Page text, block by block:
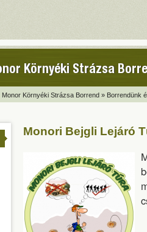
Környéki Strázsa
Monor Környéki Strázsa Borrend » Borrendünk
Monori Bejgli Lejáró